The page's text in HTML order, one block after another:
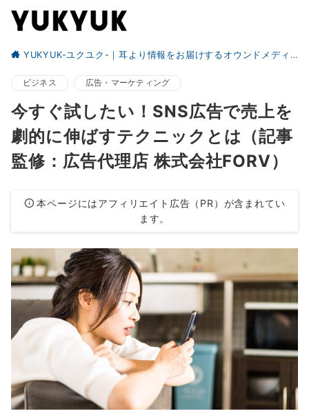
YUKYUK-ユクユク-｜耳より情報をお届けするオウンドメディア
ビジネス 広告・マーケティング
今すぐ試したい！SNS広告で売上を
劇的に伸ばすテクニックとは（記事
監修：広告代理店 株式会社FORV）
本ページにはアフィリエイト広告（PR）が含まれてい
ます。